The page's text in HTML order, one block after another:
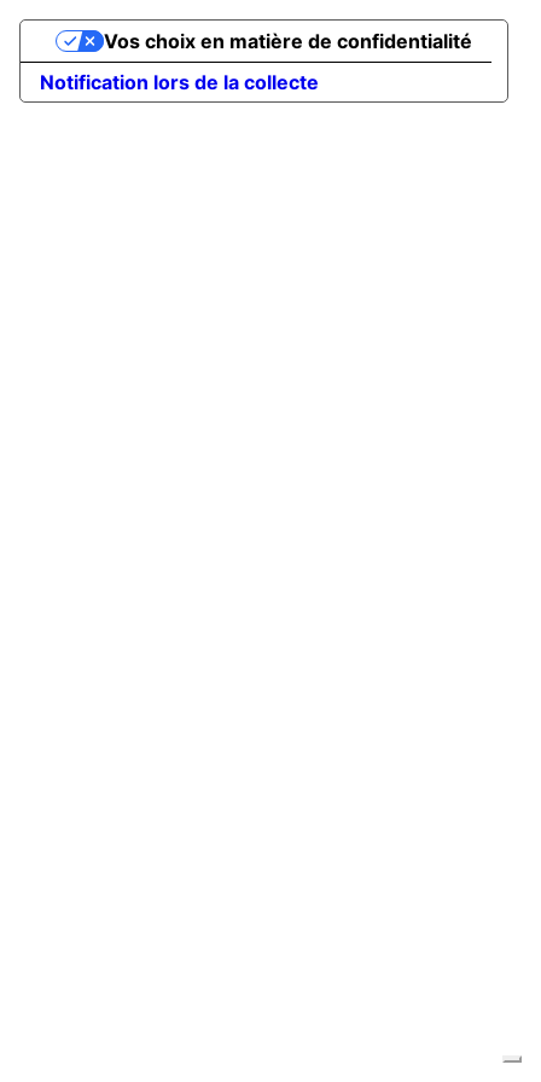
Notification lors de la collecte
Vos choix en matière de confidentialité